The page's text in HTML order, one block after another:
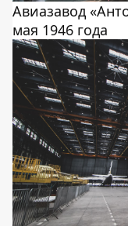
Авиазавод
мая 1946 года